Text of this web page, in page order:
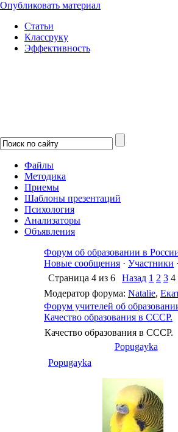
Опубликовать материал
Статьи
Классруку
Эффективность
Файлы
Методика
Приемы
Шаблоны презентаций
Психология
Анализаторы
Объявления
Форум об образовании в
Новые сообщения · Участники ·
Страница 4 из 6 Назад 1 2 3 4
Модератор форума: Natalie,
Форум учителей об
Качество образования в СССР.
Качество образования в СССР.
Popugayka
Popugayka